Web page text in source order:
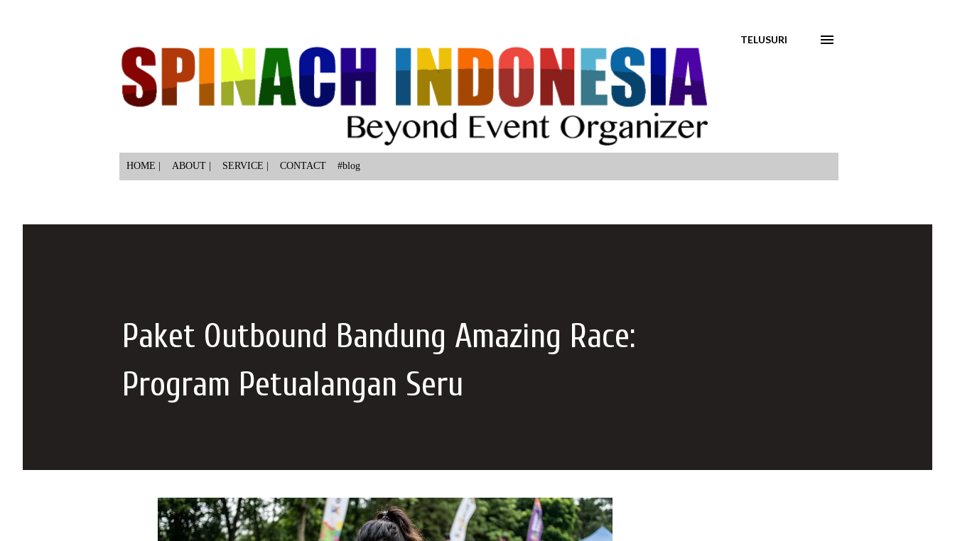
TELUSURI
HOME | ABOUT | SERVICE | CONTACT #blog
Paket Outbound Bandung Amazing Race:
Program Petualangan Seru